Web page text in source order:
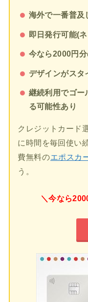
海外で一番普及
即日発行可能(
今なら2000円
デザインがスタ
継続利用でゴー
る可能性あり
クレジットカード
に時間を毎回使い
費無料のエポスカ
う。
＼今なら